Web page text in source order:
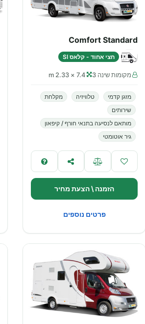
Comfort Standard
חצי אחוד - קלאס SI
מקומות שינה 3 7.4 × 2.33 m
מזגן קדמי טלוויזיה
מקלחת
שירותים
מותאם לנסיעה בתנאי חורף / קיפאון
גיר אוטומטי
הזמנה \ הצעת מחיר
פרטים נוספים